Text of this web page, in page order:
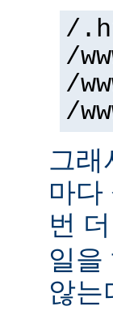
/
/
/
/
그래
마다
번
일을
않는